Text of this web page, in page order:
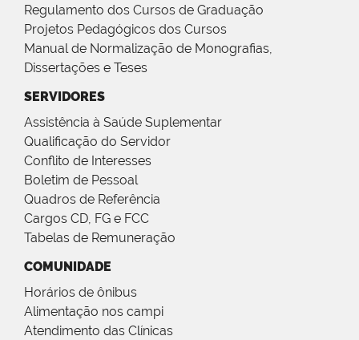
Regulamento dos Cursos de Graduação
Projetos Pedagógicos dos Cursos
Manual de Normalização de Monografias,
Dissertações e Teses
SERVIDORES
Assistência à Saúde Suplementar
Qualificação do Servidor
Conflito de Interesses
Boletim de Pessoal
Quadros de Referência
Cargos CD, FG e FCC
Tabelas de Remuneração
COMUNIDADE
Horários de ônibus
Alimentação nos campi
Atendimento das Clínicas